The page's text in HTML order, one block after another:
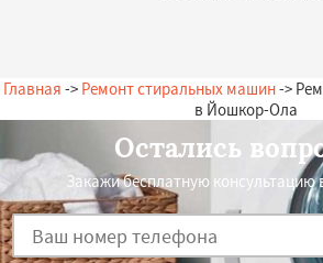
Главная -> Ремонт стиральных машин->
в Йошкор-Ола
Остались
Закажи бесплатную